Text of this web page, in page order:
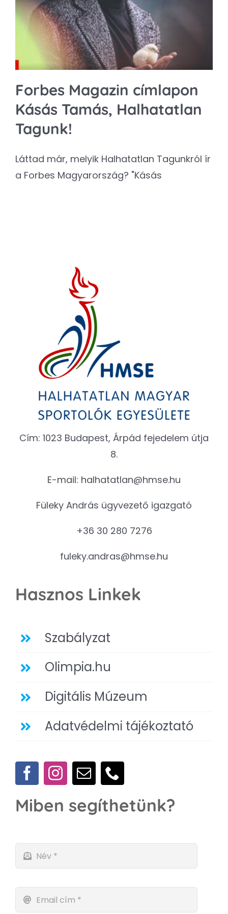
Kapcsolat
SEARCH
Forbes Magazin címlapon
Kásás Tamás, Halhatatlan
Tagunk!
Láttad már, melyik Halhatatlan Tagunkról ír
a Forbes Magyarország? "Kásás
Cím: 1023 Budapest, Árpád fejedelem útja
8.
E-mail: halhatatlan@hmse.hu
Füleky András ügyvezető igazgató
+36 30 280 7276
fuleky.andras@hmse.hu
Hasznos Linkek
Szabályzat
Olimpia.hu
Digitális Múzeum
Adatvédelmi tájékoztató
Miben segíthetünk?